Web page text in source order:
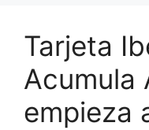
Tarjeta
Acumula
empieza